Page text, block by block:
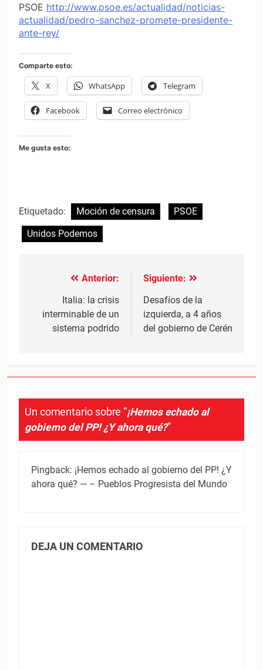
PSOE http://www.psoe.es/actualidad/noticias-
actualidad/pedro-sanchez-promete-presidente-
ante-rey/
Comparte esto:
X WhatsApp Telegram
Facebook Correo electrónico
Me gusta esto:
Etiquetado: Moción de censura
PSOE
Unidos Podemos
Navegación
entradas
Anterior:
Italia: la crisis
interminable de un
sistema podrido
Siguiente:
Desafíos de la
izquierda, a 4 años
del gobierno de Cerén
Un comentario sobre “¡Hemos echado al
gobierno del PP! ¿Y ahora qué?”
Pingback: ¡Hemos echado al gobierno del PP! ¿Y
ahora qué? — – Pueblos Progresista del Mundo
DEJA UN COMENTARIO